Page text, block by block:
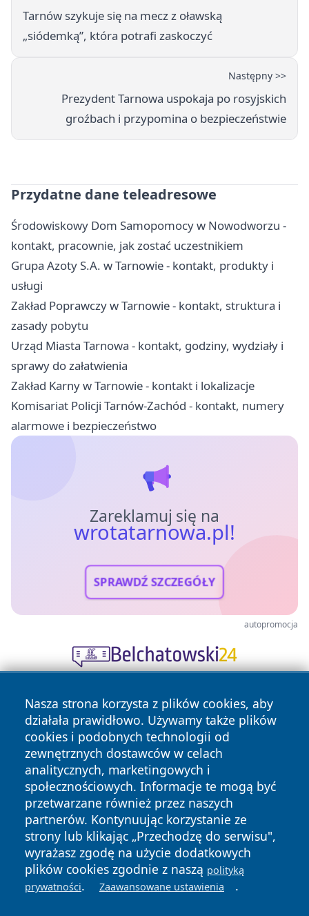
Tarnów szykuje się na mecz z oławską
„siódemką”, która potrafi zaskoczyć
Następny >>
Prezydent Tarnowa uspokaja po rosyjskich
groźbach i przypomina o bezpieczeństwie
Przydatne dane teleadresowe
Środowiskowy Dom Samopomocy w Nowodworzu -
kontakt, pracownie, jak zostać uczestnikiem
Grupa Azoty S.A. w Tarnowie - kontakt, produkty i
usługi
Zakład Poprawczy w Tarnowie - kontakt, struktura i
zasady pobytu
Urząd Miasta Tarnowa - kontakt, godziny, wydziały i
sprawy do załatwienia
Zakład Karny w Tarnowie - kontakt i lokalizacje
Komisariat Policji Tarnów-Zachód - kontakt, numery
alarmowe i bezpieczeństwo
Zareklamuj się na
wrotatarnowa.pl!
SPRAWDŹ SZCZEGÓŁY
autopromocja
Nasza strona korzysta z plików cookies, aby
działała prawidłowo. Używamy także plików
cookies i podobnych technologii od
zewnętrznych dostawców w celach
analitycznych, marketingowych i
społecznościowych. Informacje te mogą być
przetwarzane również przez naszych
partnerów. Kontynuując korzystanie ze
strony lub klikając „Przechodzę do serwisu",
wyrażasz zgodę na użycie dodatkowych
plików cookies zgodnie z naszą polityką
prywatności. Zaawansowane ustawienia .
Copyright © 2026 wrotatarnowa.pl Wszystkie prawa
zastrzeżone.
News Autorzy
Polityka
Prywatności
Polityka
Cookies